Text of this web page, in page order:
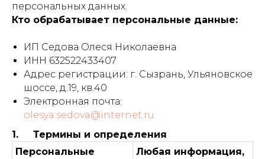
персональных данных.
Кто обрабатывает персональные данные:
ИП Седова Олеся Николаевна
ИНН 632522433407
Адрес регистрации: г. Сызрань, Ульяновское
шоссе, д.19, кв.40
Электронная почта:
olesya.sedova@internet.ru
1. Термины и определения
Персональные
Любая информация,